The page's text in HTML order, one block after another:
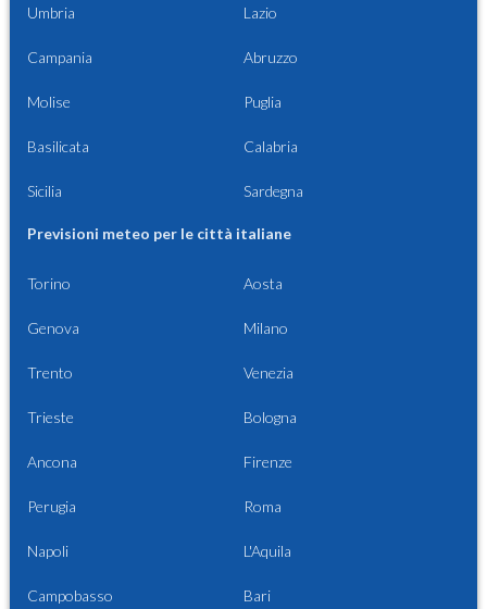
Umbria Lazio
Campania Abruzzo
Molise Puglia
Basilicata Calabria
Sicilia Sardegna
Previsioni meteo per le città italiane
Torino Aosta
Genova Milano
Trento Venezia
Trieste Bologna
Ancona Firenze
Perugia Roma
Napoli L'Aquila
Campobasso Bari